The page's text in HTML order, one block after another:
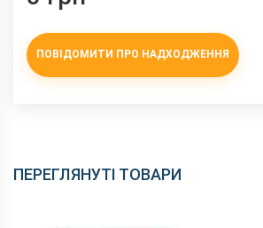
Wi-Fi 802.11 b/g/n, 5 ГГц
Інтерфейсний роз'єм microUSB
ПОВІДОМИТИ ПРО НАДХОДЖЕННЯ
ПЕРЕГЛЯНУТІ ТОВАРИ